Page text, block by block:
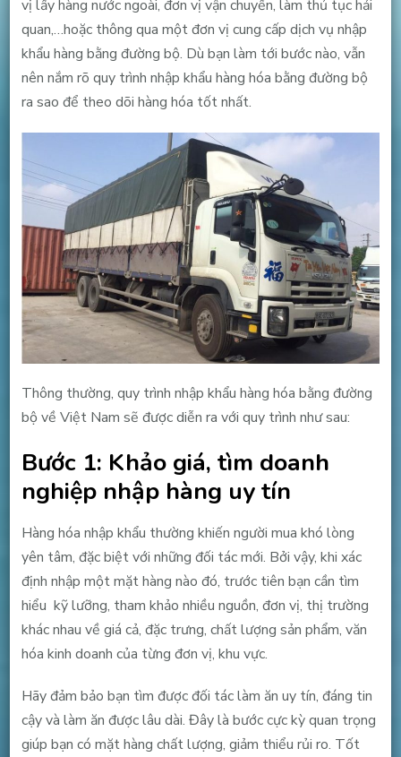
vị lấy hàng nước ngoài, đơn vị vận chuyển, làm thủ tục hải
quan,…hoặc thông qua một đơn vị cung cấp dịch vụ nhập
khẩu hàng bằng đường bộ. Dù bạn làm tới bước nào, vẫn
nên nắm rõ quy trình nhập khẩu hàng hóa bằng đường bộ
ra sao để theo dõi hàng hóa tốt nhất.
Thông thường, quy trình nhập khẩu hàng hóa bằng đường
bộ về Việt Nam sẽ được diễn ra với quy trình như sau:
Bước 1: Khảo giá, tìm doanh
nghiệp nhập hàng uy tín
Hàng hóa nhập khẩu thường khiến người mua khó lòng
yên tâm, đặc biệt với những đối tác mới. Bởi vậy, khi xác
định nhập một mặt hàng nào đó, trước tiên bạn cần tìm
hiểu kỹ lưỡng, tham khảo nhiều nguồn, đơn vị, thị trường
khác nhau về giá cả, đặc trưng, chất lượng sản phẩm, văn
hóa kinh doanh của từng đơn vị, khu vực.
Hãy đảm bảo bạn tìm được đối tác làm ăn uy tín, đáng tin
cậy và làm ăn được lâu dài. Đây là bước cực kỳ quan trọng
giúp bạn có mặt hàng chất lượng, giảm thiểu rủi ro. Tốt